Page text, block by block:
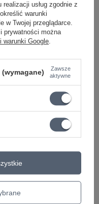
GmbH & Co Music
KG
Więcej
MICRO Drummer
GITAROWE
bezpieczeństwa
do gitary
Pedal - efekt
usług zgodnie z
warunki
w Twojej przeglądarce.
prywatności można
warunki Google.
Zawsze
aktywne